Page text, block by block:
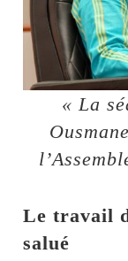
« La
Le travail
salué